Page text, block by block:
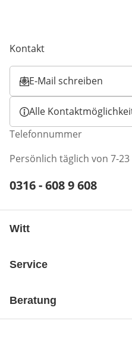
Kontakt
E-Mail schreiben
Öffnet E-Mail-Client
Alle
Telefonnummer
Persönlich täglich von 7-
Telefonnummer:
0316 - 608 9 608
Witt
Service
Beratung